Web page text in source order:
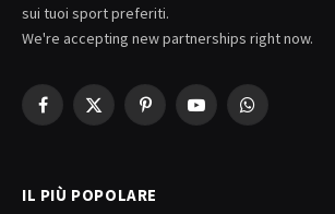
sui tuoi sport preferiti.
We're accepting new partnerships right now.
Facebook
X
PinterestYouTubeWhatsApp
IL PIÙ POPOLARE